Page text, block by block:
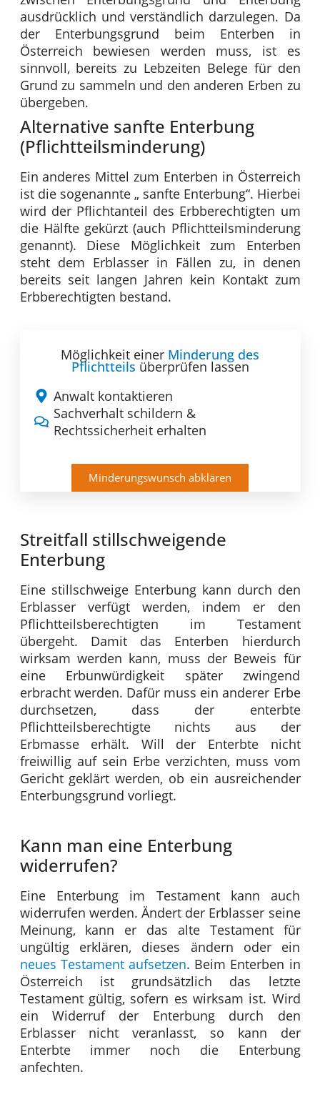
ausdrücklich und verständlich darzulegen. Da
der Enterbungsgrund beim Enterben in
Österreich bewiesen werden muss, ist es
sinnvoll, bereits zu Lebzeiten Belege für den
Grund zu sammeln und den anderen Erben zu
übergeben.
Alternative sanfte Enterbung
(Pflichtteilsminderung)
Ein anderes Mittel zum Enterben in Österreich
ist die sogenannte „ sanfte Enterbung“. Hierbei
wird der Pflichtanteil des Erbberechtigten um
die Hälfte gekürzt (auch Pflichtteilsminderung
genannt). Diese Möglichkeit zum Enterben
steht dem Erblasser in Fällen zu, in denen
bereits seit langen Jahren kein Kontakt zum
Erbberechtigten bestand.
Möglichkeit einer Minderung des
Pflichtteils überprüfen lassen
Anwalt kontaktieren
Sachverhalt schildern &
Rechtssicherheit erhalten
Minderungswunsch abklären
Streitfall stillschweigende
Enterbung
Eine stillschweige Enterbung kann durch den
Erblasser verfügt werden, indem er den
Pflichtteilsberechtigten im Testament
übergeht. Damit das Enterben hierdurch
wirksam werden kann, muss der Beweis für
eine Erbunwürdigkeit später zwingend
erbracht werden. Dafür muss ein anderer Erbe
durchsetzen, dass der enterbte
Pflichtteilsberechtigte nichts aus der
Erbmasse erhält. Will der Enterbte nicht
freiwillig auf sein Erbe verzichten, muss vom
Gericht geklärt werden, ob ein ausreichender
Enterbungsgrund vorliegt.
Kann man eine Enterbung
widerrufen?
Eine Enterbung im Testament kann auch
widerrufen werden. Ändert der Erblasser seine
Meinung, kann er das alte Testament für
ungültig erklären, dieses ändern oder ein
neues Testament aufsetzen. Beim Enterben in
Österreich ist grundsätzlich das letzte
Testament gültig, sofern es wirksam ist. Wird
ein Widerruf der Enterbung durch den
Erblasser nicht veranlasst, so kann der
Enterbte immer noch die Enterbung
anfechten.